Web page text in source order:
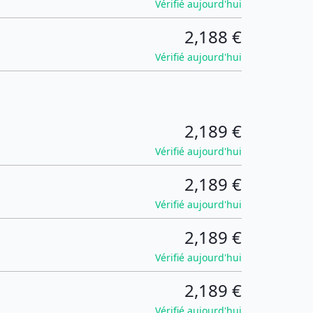
Vérifié aujourd'hui
2,188 €
Vérifié aujourd'hui
2,189 €
Vérifié aujourd'hui
2,189 €
Vérifié aujourd'hui
2,189 €
Vérifié aujourd'hui
2,189 €